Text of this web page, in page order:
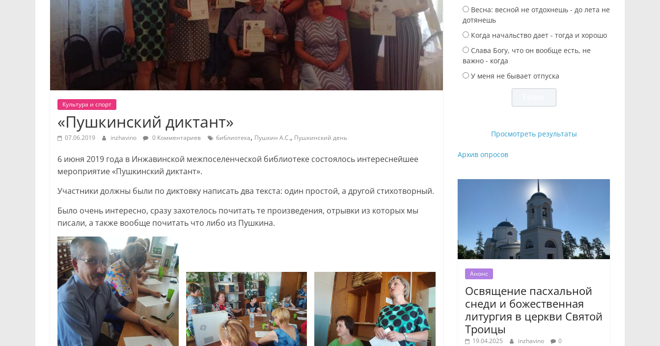
Культура и спорт
«Пушкинский диктант»
07.06.2019 inzhavino 0 Комментариев библиотека, Пушкин А.С., Пушкинский день
6 июня 2019 года в Инжавинской межпоселенческой библиотеке состоялось интереснейшее
мероприятие «Пушкинский диктант».
Участники должны были по диктовку написать два текста: один простой, а другой стихотворный.
Было очень интересно, сразу захотелось почитать те произведения, отрывки из которых мы
писали, а также вообще почитать что либо из Пушкина.
Весна: весной не отдохнешь - до лета не
дотянешь
Когда начальство дает - тогда и хорошо
Слава Богу, что он вообще есть, не
важно - когда
У меня не бывает отпуска
Просмотреть результаты
Архив опросов
Анонс
Освящение пасхальной
снеди и божественная
литургия в церкви Святой
Троицы
19.04.2025 inzhavino 0